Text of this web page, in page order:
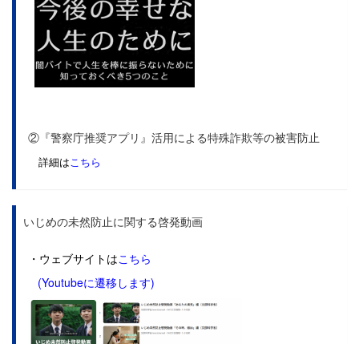
②『警察庁推奨アプリ』活用による特殊詐欺等の被害防止
詳細は こちら
いじめの未然防止に関する啓発動画
・ウェブサイトはこちら
(Youtubeに遷移します)